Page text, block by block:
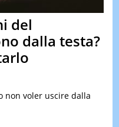
TEST
&
del
dalla testa?
non voler uscire dalla